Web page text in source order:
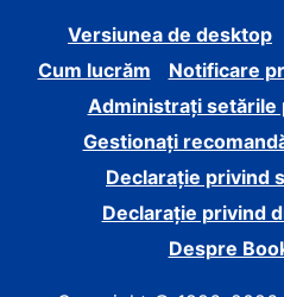
Versiunea de desktop
Cum lucrăm
Notificare
Administrați
Gestionați
Declarație privind
Declarație privind
Despre